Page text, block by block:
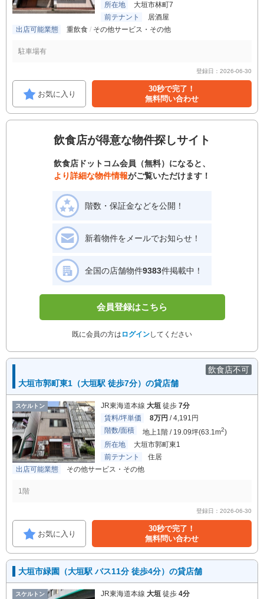
所在地
大垣市林町7
前テナント
居酒屋
出店可能業態
重飲食 その他サービス・その他
駐車場有
登録日：2026-06-30
お気に入り
30秒で完了！
無料問い合わせ
飲食店が得意な物件探しサイト
飲食店ドットコム会員（無料）になると、
より詳細な物件情報がご覧いただけます！
階数・保証金などを公開！
新着物件をメールでお知らせ！
全国の店舗物件9383件掲載中！
会員登録はこちら
既に会員の方は ログインしてください
飲食店不可
大垣市郭町東1（大垣駅 徒歩7分）の貸店舗
スケルトン JR東海道本線 大垣 徒歩 7分
賃料/坪単価
8万円 / 4,191円
階数/面積
地上1階 / 19.09坪(63.1m2)
所在地
大垣市郭町東1
前テナント
住居
出店可能業態
その他サービス・その他
1階
登録日：2026-06-30
お気に入り
30秒で完了！
無料問い合わせ
大垣市緑園（大垣駅 バス11分 徒歩4分）の貸店舗
スケルトン JR東海道本線 大垣 徒歩 4分